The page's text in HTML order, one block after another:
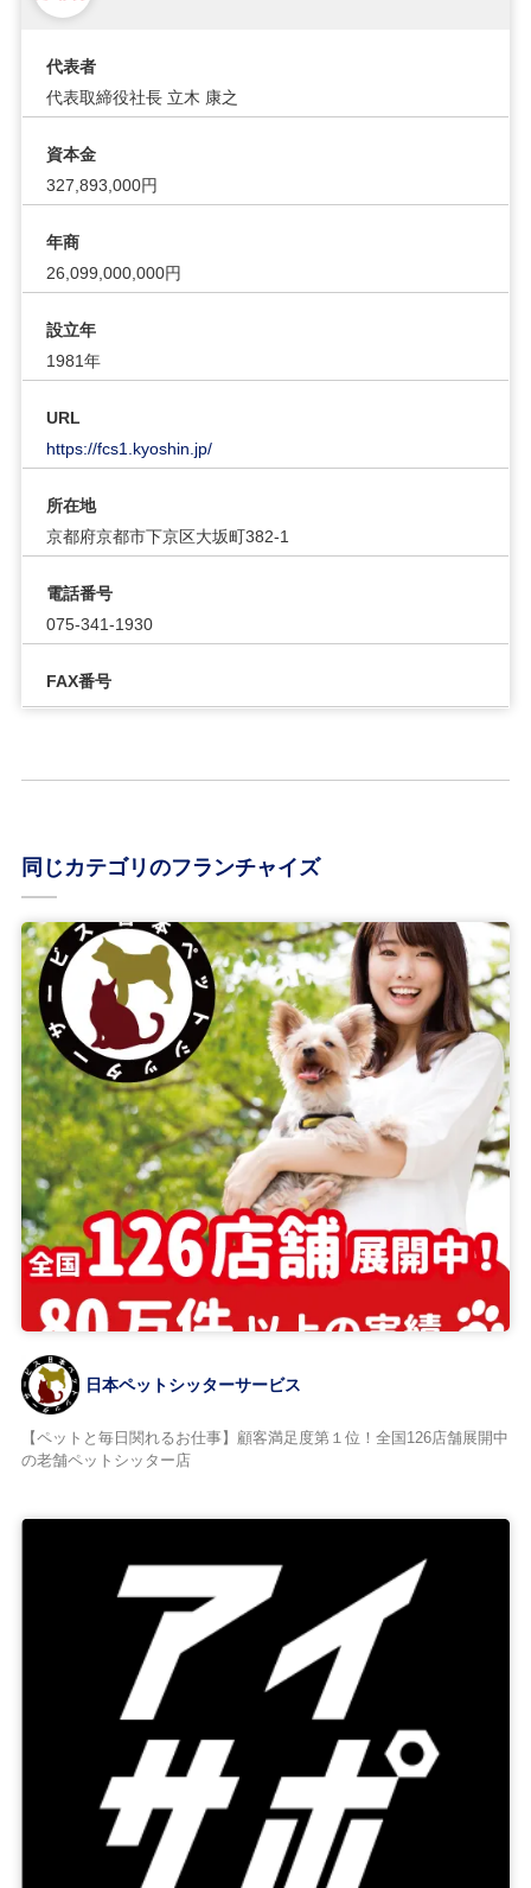
代表者
代表取締役社長 立木 康之
資本金
327,893,000円
年商
26,099,000,000円
設立年
1981年
URL
https://fcs1.kyoshin.jp/
所在地
京都府京都市下京区大坂町382-1
電話番号
075-341-1930
FAX番号
同じカテゴリのフランチャイズ
日本ペットシッターサービス
【ペットと毎日関れるお仕事】顧客満足度第１位！全国126店舗展開中
の老舗ペットシッター店